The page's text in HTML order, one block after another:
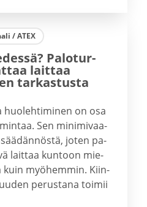
/ ATEX
Palotur­
laittaa
tarkas­tusta
huo­leh­ti­mi­nen on osa
Sen mi­ni­mi­vaa­
joten pa­
lait­taa kun­toon mie­
myö­hem­min. Kiin­
pe­rus­ta­na toi­mii